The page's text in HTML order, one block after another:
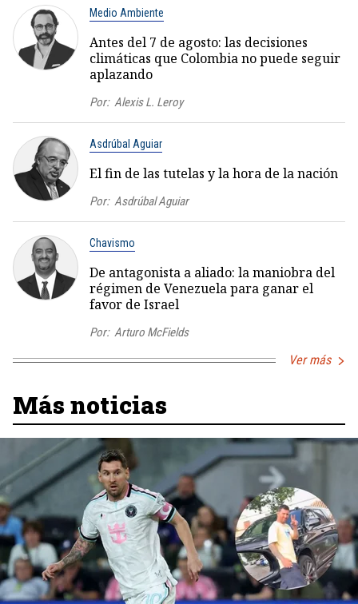
Medio Ambiente
Antes del 7 de agosto: las decisiones
climáticas que Colombia no puede seguir
aplazando
Por: Alexis L. Leroy
Asdrúbal Aguiar
El fin de las tutelas y la hora de la nación
Por: Asdrúbal Aguiar
Chavismo
De antagonista a aliado: la maniobra del
régimen de Venezuela para ganar el
favor de Israel
Por: Arturo McFields
Ver más
Más noticias